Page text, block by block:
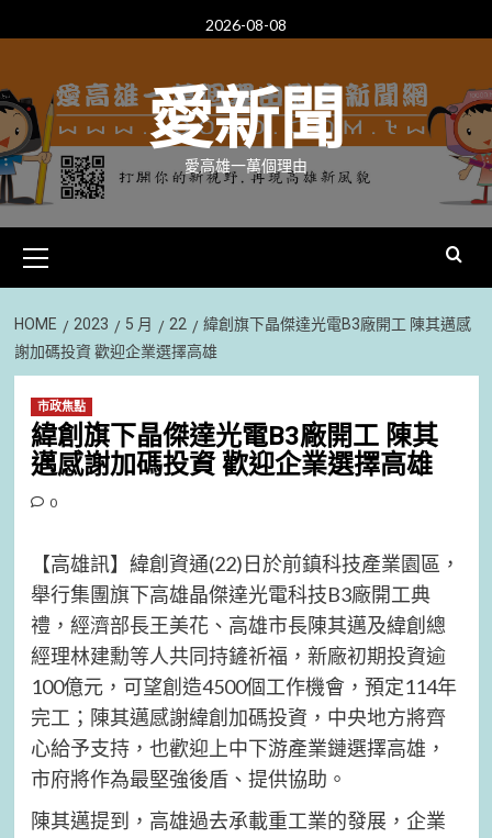
to
2026-08-08
愛新聞
愛高雄一萬個理由
Menu
HOME 2023 5 月 22
緯創旗下晶傑達光電B3廠開工 陳其邁感
謝加碼投資 歡迎企業選擇高雄
市政焦點
緯創旗下晶傑達光電B3廠開工 陳其
邁感謝加碼投資 歡迎企業選擇高雄
0
【高雄訊】緯創資通(22)日於前鎮科技產業園區，
舉行集團旗下高雄晶傑達光電科技B3廠開工典
禮，經濟部長王美花、高雄市長陳其邁及緯創總
經理林建勳等人共同持鏟祈福，新廠初期投資逾
100億元，可望創造4500個工作機會，預定114年
完工；陳其邁感謝緯創加碼投資，中央地方將齊
心給予支持，也歡迎上中下游產業鏈選擇高雄，
市府將作為最堅強後盾、提供協助。
陳其邁提到，高雄過去承載重工業的發展，企業